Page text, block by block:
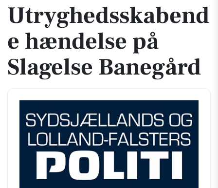
Utryghedsskabend
e hændelse på
Slagelse Banegård